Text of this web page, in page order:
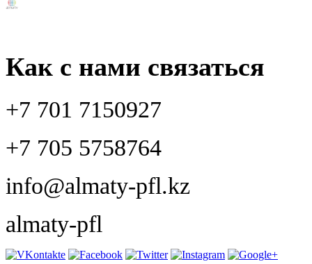
Как с нами связаться
+7 701 7150927
+7 705 5758764
info@almaty-pfl.kz
almaty-pfl